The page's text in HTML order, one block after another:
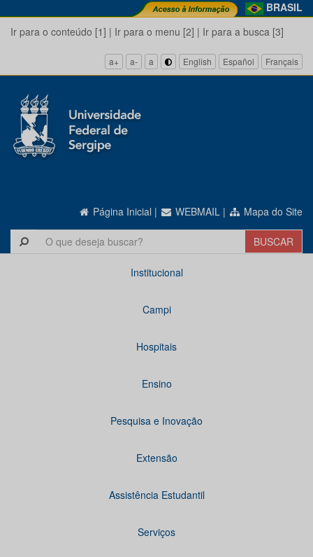
BRASIL
Ir para o conteúdo [1] | Ir para o menu [2] | Ir para a busca [3]
a+ a- a English Español Français
Página Inicial | WEBMAIL | Mapa do Site
Institucional
Campi
Hospitais
Ensino
Pesquisa e Inovação
Extensão
Assistência Estudantil
Serviços